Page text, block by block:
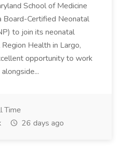
School of Medicine
Board-Certified Neonatal
to join its neonatal
Health in Largo,
opportunity to work
Time
26 days ago